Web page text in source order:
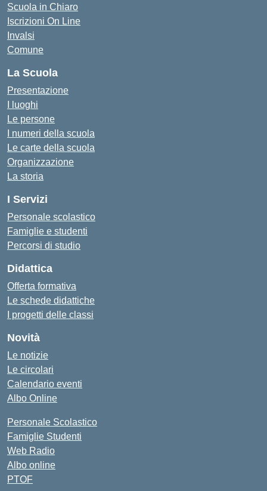
Scuola in Chiaro
Iscrizioni On Line
Invalsi
Comune
La Scuola
Presentazione
I luoghi
Le persone
I numeri della scuola
Le carte della scuola
Organizzazione
La storia
I Servizi
Personale scolastico
Famiglie e studenti
Percorsi di studio
Didattica
Offerta formativa
Le schede didattiche
I progetti delle classi
Novità
Le notizie
Le circolari
Calendario eventi
Albo Online
Personale Scolastico
Famiglie Studenti
Web Radio
Albo online
PTOF